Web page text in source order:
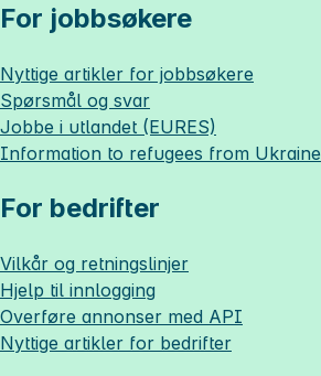
For jobbsøkere
Nyttige artikler for jobbsøkere
Spørsmål og svar
Jobbe i utlandet (EURES)
Information to refugees from Ukraine
For bedrifter
Vilkår og retningslinjer
Hjelp til innlogging
Overføre annonser med API
Nyttige artikler for bedrifter